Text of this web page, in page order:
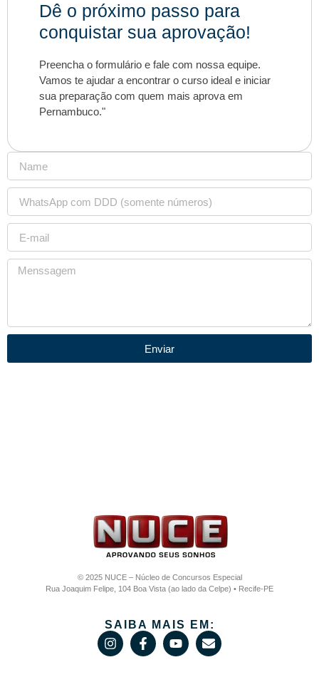
Dê o próximo passo para
conquistar sua aprovação!
Preencha o formulário e fale com nossa equipe.
Vamos te ajudar a encontrar o curso ideal e iniciar
sua preparação com quem mais aprova em
Pernambuco."
Enviar
© 2025 NUCE – Núcleo de Concursos Especial
Rua Joaquim Felipe, 104 Boa Vista (ao lado da Celpe) • Recife-PE
SAIBA MAIS EM: